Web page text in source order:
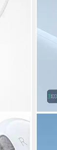
mit